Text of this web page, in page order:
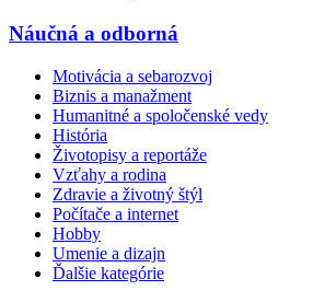
Náučná a odborná
Motivácia a sebarozvoj
Biznis a manažment
Humanitné a spoločenské vedy
História
Životopisy a reportáže
Vzťahy a rodina
Zdravie a životný štýl
Počítače a internet
Hobby
Umenie a dizajn
Ďalšie kategórie